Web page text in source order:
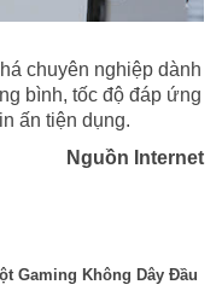
chuyên nghiệp dành
bình, tốc độ đáp ứng
ấn tiện dụng.
Nguồn Internet
Gaming Không Dây Đầu